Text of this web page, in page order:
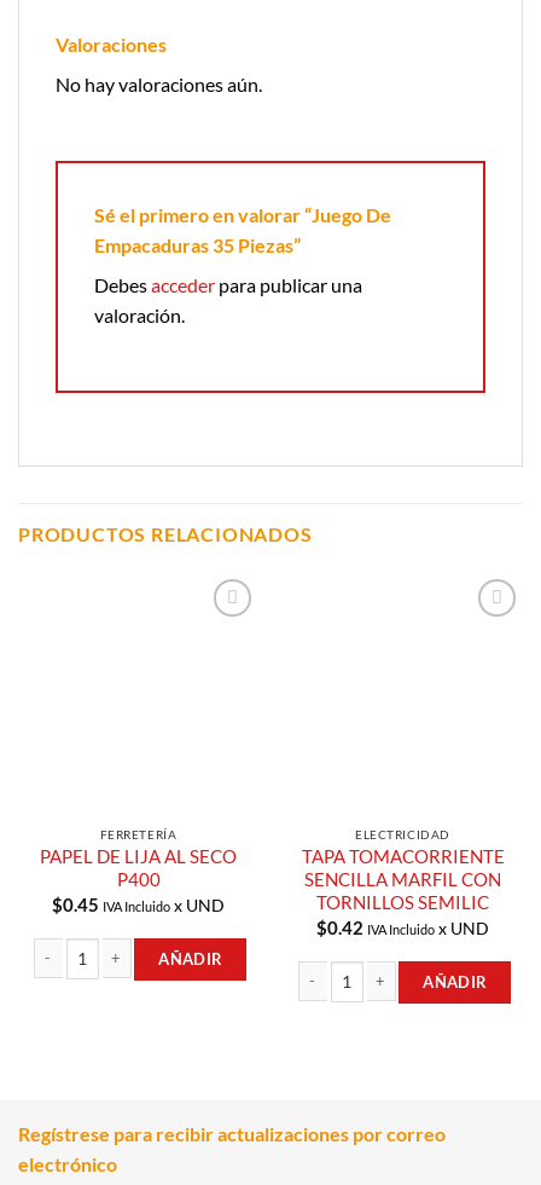
Valoraciones
No hay valoraciones aún.
Sé el primero en valorar “Juego De
Empacaduras 35 Piezas”
Debesacceder para publicar una
valoración.
PRODUCTOS RELACIONADOS
FERRETERÍA
PAPEL DE LIJA AL SECO
P400
$0.45 IVA Incluido x UND
AÑADIR
ELECTRICIDAD
TAPA TOMACORRIENTE
SENCILLA MARFIL CON
TORNILLOS SEMILIC
$0.42 IVA Incluido x UND
AÑADIR
Regístrese para recibir actualizaciones por correo
electrónico